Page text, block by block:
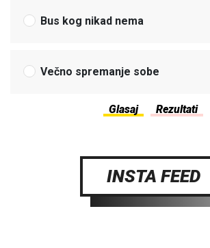
Bus kog nikad nema
Večno spremanje sobe
INSTA FEED